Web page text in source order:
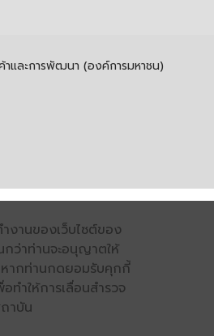
และการพัฒนา (องค์การมหาชน)
งานของเว็บไซต์ของ
กว่าท่านจะอนุญาตให้
ากท่านกดยอมรับคุกกี้
ำให้การเลื่อนสำรวจ
าบัน